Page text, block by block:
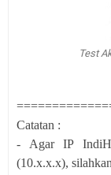
Test
Catatan :
- Agar IP
(10.x.x.x),